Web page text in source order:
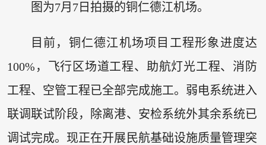
图为7月7日拍摄的铜仁德江机场。
目前，铜仁德江机场项目工程形象进度达
100%，飞行区场道工程、助航灯光工程、消防
工程、空管工程已全部完成施工。弱电系统进入
联调联试阶段，除离港、安检系统外其余系统已
调试完成。现正在开展民航基础设施质量管理突